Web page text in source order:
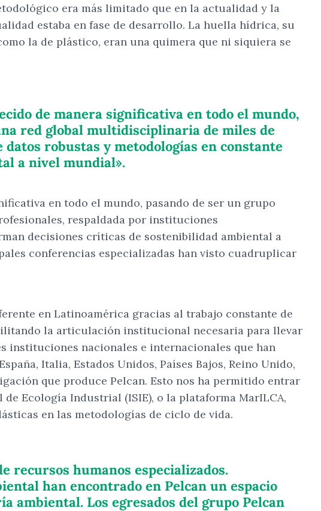
era más limitado que en la actualidad y la
estaba en fase de desarrollo. La huella hídrica, su
la de plástico, eran una quimera que ni siquiera se
de manera significativa en todo el mundo,
red global multidisciplinaria de miles de
robustas y metodologías en constante
a nivel mundial».
en todo el mundo, pasando de ser un grupo
respaldada por instituciones
decisiones críticas de sostenibilidad ambiental a
conferencias especializadas han visto cuadruplicar
en Latinoamérica gracias al trabajo constante de
la articulación institucional necesaria para llevar
instituciones nacionales e internacionales que han
Italia, Estados Unidos, Países Bajos, Reino Unido,
que produce Pelcan. Esto nos ha permitido entrar
Ecología Industrial (ISIE), o la plataforma MarILCA,
en las metodologías de ciclo de vida.
recursos humanos especializados.
han encontrado en Pelcan un espacio
ambiental. Los egresados del grupo Pelcan